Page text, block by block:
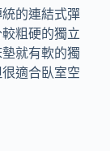
的連結式彈
粗硬的獨立
就有軟的獨
適合臥室空